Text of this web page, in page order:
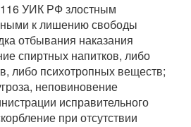
116 УИК РФ злостным
к лишению свободы
отбывания наказания
спиртных напитков, либо
либо психотропных веществ;
неповиновение
исправительного
при отсутствии